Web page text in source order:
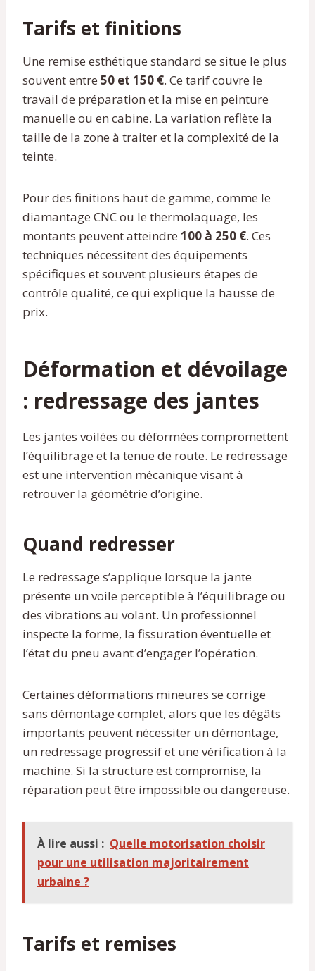
Tarifs et finitions
Une remise esthétique standard se situe le plus
souvent entre 50 et 150 €. Ce tarif couvre le
travail de préparation et la mise en peinture
manuelle ou en cabine. La variation reflète la
taille de la zone à traiter et la complexité de la
teinte.
Pour des finitions haut de gamme, comme le
diamantage CNC ou le thermolaquage, les
montants peuvent atteindre 100 à 250 €. Ces
techniques nécessitent des équipements
spécifiques et souvent plusieurs étapes de
contrôle qualité, ce qui explique la hausse de
prix.
Déformation et dévoilage
: redressage des jantes
Les jantes voilées ou déformées compromettent
l’équilibrage et la tenue de route. Le redressage
est une intervention mécanique visant à
retrouver la géométrie d’origine.
Quand redresser
Le redressage s’applique lorsque la jante
présente un voile perceptible à l’équilibrage ou
des vibrations au volant. Un professionnel
inspecte la forme, la fissuration éventuelle et
l’état du pneu avant d’engager l’opération.
Certaines déformations mineures se corrige
sans démontage complet, alors que les dégâts
importants peuvent nécessiter un démontage,
un redressage progressif et une vérification à la
machine. Si la structure est compromise, la
réparation peut être impossible ou dangereuse.
À lire aussi : Quelle motorisation choisir
pour une utilisation majoritairement
urbaine ?
Tarifs et remises